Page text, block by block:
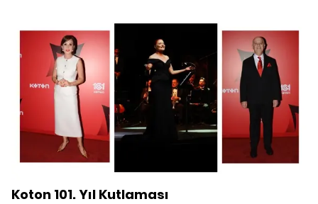
Koton 101. Yıl Kutlaması